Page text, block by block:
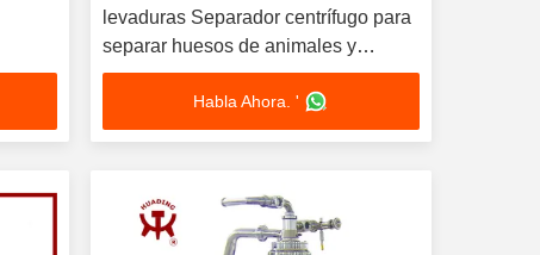
levaduras Separador centrífugo para
separar huesos de animales y
desechos vegetales
Habla Ahora. '